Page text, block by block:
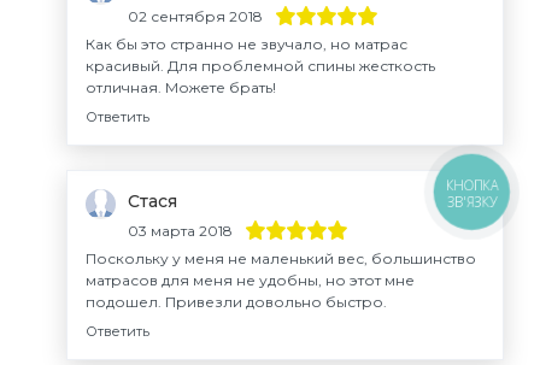
02 сентября 2018
Как бы это странно не звучало, но матрас
красивый. Для проблемной спины жесткость
отличная. Можете брать!
Ответить
Стася
03 марта 2018
Поскольку у меня не маленький вес, большинство
матрасов для меня не удобны, но этот мне
подошел. Привезли довольно быстро.
Ответить
КНОПКА
ЗВ'ЯЗКУ